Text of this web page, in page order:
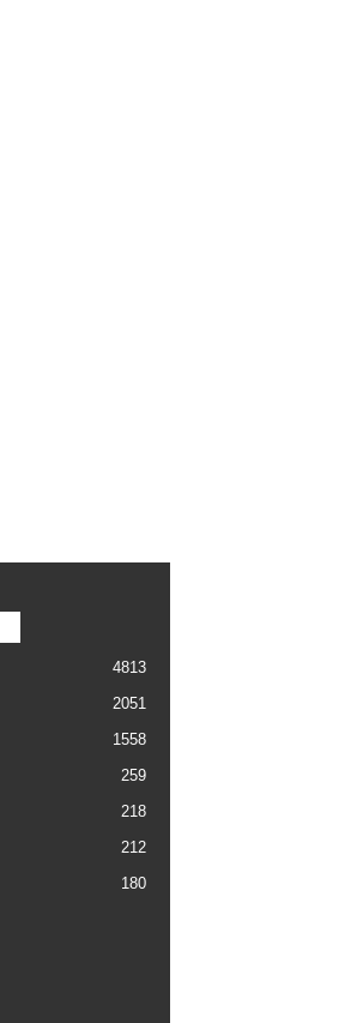
4813
2051
1558
259
218
212
180